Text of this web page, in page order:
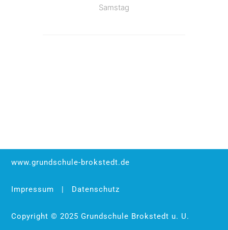
Samstag
www.grundschule-brokstedt.de
Impressum | Datenschutz
Copyright © 2025 Grundschule Brokstedt u. U.